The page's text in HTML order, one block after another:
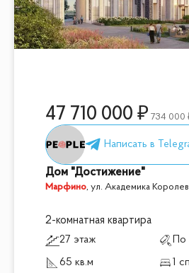
47 710 000 734 000
Дом "Достижение"
Марфино, ул. Академика
2-комнатная квартира
27 этаж
65 кв.м
1